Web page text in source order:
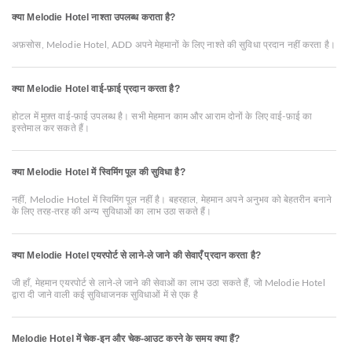
क्या Melodie Hotel नाश्ता उपलब्ध कराता है?
अफ़सोस, Melodie Hotel, ADD अपने मेहमानों के लिए नाश्ते की सुविधा प्रदान नहीं करता है।
क्या Melodie Hotel वाई-फ़ाई प्रदान करता है?
होटल में मुफ़्त वाई-फ़ाई उपलब्ध है। सभी मेहमान काम और आराम दोनों के लिए वाई-फ़ाई का
इस्तेमाल कर सकते हैं।
क्या Melodie Hotel में स्विमिंग पूल की सुविधा है?
नहीं, Melodie Hotel में स्विमिंग पूल नहीं है। बहरहाल, मेहमान अपने अनुभव को बेहतरीन बनाने
के लिए तरह-तरह की अन्य सुविधाओं का लाभ उठा सकते हैं।
क्या Melodie Hotel एयरपोर्ट से लाने-ले जाने की सेवाएँ प्रदान करता है?
जी हाँ, मेहमान एयरपोर्ट से लाने-ले जाने की सेवाओं का लाभ उठा सकते हैं, जो Melodie Hotel
द्वारा दी जाने वाली कई सुविधाजनक सुविधाओं में से एक है
Melodie Hotel में चेक-इन और चेक-आउट करने के समय क्या हैं?